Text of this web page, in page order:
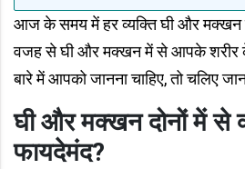
आज के समय में हर व्यक्ति घी और मक्खन
वजह से घी और मक्खन में से आपके शरीर
बारे में आपको जानना चाहिए, तो चलिए
घी और मक्खन दोनों में से
फायदेमंद?